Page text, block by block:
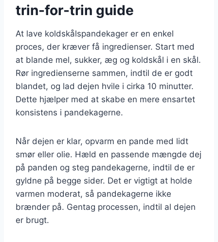
trin-for-trin guide
At lave koldskålspandekager er en enkel
proces, der kræver få ingredienser. Start med
at blande mel, sukker, æg og koldskål i en skål.
Rør ingredienserne sammen, indtil de er godt
blandet, og lad dejen hvile i cirka 10 minutter.
Dette hjælper med at skabe en mere ensartet
konsistens i pandekagerne.
Når dejen er klar, opvarm en pande med lidt
smør eller olie. Hæld en passende mængde dej
på panden og steg pandekagerne, indtil de er
gyldne på begge sider. Det er vigtigt at holde
varmen moderat, så pandekagerne ikke
brænder på. Gentag processen, indtil al dejen
er brugt.